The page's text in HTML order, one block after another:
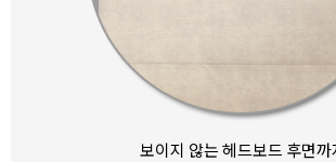
보이지 않는 헤드보드 후면까